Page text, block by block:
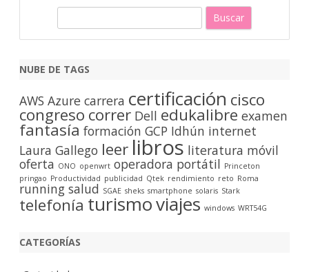
c
r
NUBE DE TAGS
AWS Azure carrera certificación cisco
congreso correr Dell edukalibre examen
fantasía formación GCP Idhún internet
Laura Gallego leer libros literatura móvil
oferta ONO openwrt operadora portátil Princeton
pringao Productividad publicidad Qtek rendimiento reto Roma
running salud SGAE sheks smartphone solaris Stark
telefonía turismoviajes windows WRT54G
CATEGORÍAS